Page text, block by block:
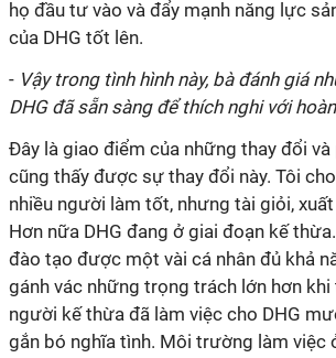
họ đầu tư vào và đẩy mạnh năng lực
của DHG tốt lên.
- Vậy trong tình hình này, bà đánh giá
DHG đã sẵn sàng để thích nghi với
Đây là giao điểm của những thay đổi và
cũng thấy được sự thay đổi này. Tôi
nhiều người làm tốt, nhưng tài giỏi,
Hơn nữa DHG đang ở giai đoạn kế
đào tạo được một vài cá nhân đủ khả
gánh vác những trọng trách lớn hơn
người kế thừa đã làm việc cho DHG
gắn bó nghĩa tình. Môi trường làm việc